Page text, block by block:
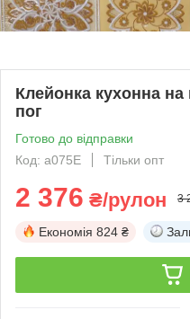
Клейонка кухонна
пог
Готово до відправки
Код: а075E
Тільки опт
2 376 ₴/рулон 3
Економія 824 ₴